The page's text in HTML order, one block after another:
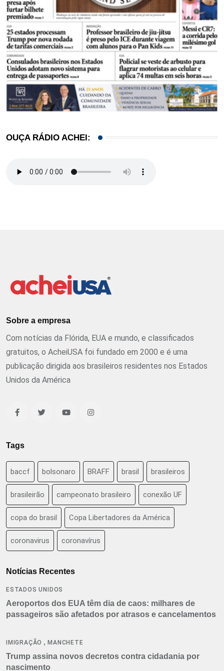
OUÇA RÁDIO ACHEI:
Sobre a empresa
Com notícias da Flórida, EUA e mundo, e classificados
gratuitos, o AcheiUSA foi fundado em 2000 e é uma
publicação dirigida aos brasileiros residentes nos Estados
Unidos da América
Tags
baccf bolsonaro BRAFF brasil brasileiros
brasileirão campeonato brasileiro conexão UF
copa do brasil Copa Libertadores da América
coronavirus coronavírus
Notícias Recentes
ESTADOS UNIDOS
Aeroportos dos EUA têm dia de caos: milhares de
passageiros são afetados por atrasos e cancelamentos
IMIGRAÇÃO ,MANCHETE
Trump assina novos decretos contra cidadania por
nascimento